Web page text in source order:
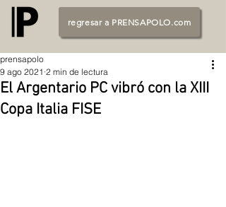
regresar a PRENSAPOLO.com
El Argentario PC vibró con la XIII
Copa Italia FISE
prensapolo
9 ago 2021 2 min de lectura